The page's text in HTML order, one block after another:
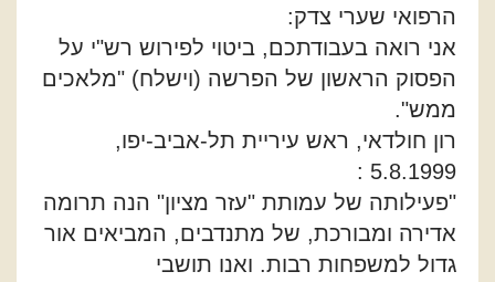
הרפואי שערי צדק:
אני רואה בעבודתכם, ביטוי לפירוש רש"י על
הפסוק הראשון של הפרשה (וישלח) "מלאכים
ממש".
רון חולדאי, ראש עיריית תל-אביב-יפו,
5.8.1999 :
"פעילותה של עמותת "עזר מציון" הנה תרומה
אדירה ומבורכת, של מתנדבים, המביאים אור
גדול למשפחות רבות. ואנו תושבי